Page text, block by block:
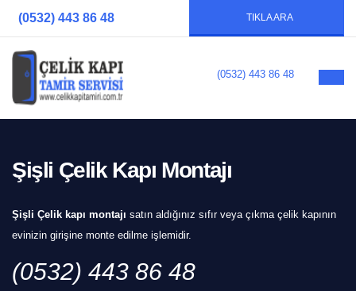
(0532) 443 86 48 TIKLA ARA
(0532) 443 86 48
Şişli Çelik Kapı Montajı
Şişli Çelik kapı montajı satın aldığınız sıfır veya çıkma çelik kapının
evinizin girişine monte edilme işlemidir.
(0532) 443 86 48